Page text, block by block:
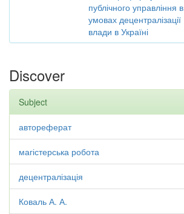
публічного управління в
умовах децентралізації
влади в Україні
Discover
Subject
автореферат
магістерська робота
децентралізація
Коваль А. А.